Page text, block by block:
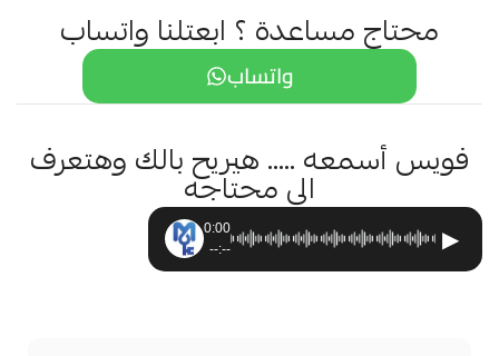
محتاج مساعدة ؟ ابعتلنا واتساب
واتساب
فويس أسمعه ..... هيريح بالك وهتعرف
الى محتاجه
▶
0:00
--:--